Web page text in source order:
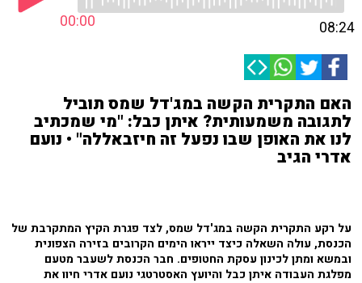
00:00 08:24
האם התקרית הקשה במג'דל שמס תוביל
לתגובה משמעותית? איתן כבל: "מי שמכתיב
לנו את האופן שבו נפעל זה חיזבאללה" • נועם
אדרי הגיב
על רקע התקרית הקשה במג'דל שמס, לצד פגרת הקיץ המתקרבת של
הכנסת, עולה השאלה כיצד ייראו הימים הקרובים בזירה הצפונית
ובמשא ומתן לכינון עסקת החטופים. חבר הכנסת לשעבר מטעם
מפלגת העבודה איתן כבל והיועץ האסטרטגי נועם אדרי חיוו את